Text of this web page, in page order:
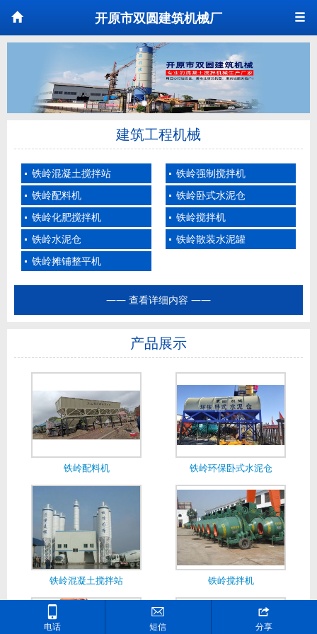
开原市双圆建筑机械厂
建筑工程机械
铁岭混凝土搅拌站
铁岭强制搅拌机
铁岭配料机
铁岭卧式水泥仓
铁岭化肥搅拌机
铁岭搅拌机
铁岭水泥仓
铁岭散装水泥罐
铁岭摊铺整平机
—— 查看详细内容 ——
产品展示
铁岭配料机 铁岭环保卧式水泥仓
铁岭混凝土搅拌站 铁岭搅拌机

电话

短信

分享